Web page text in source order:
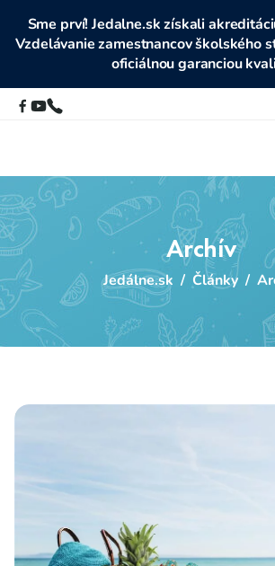
Sme prví! Jedalne.sk získali
Vzdelávanie zamestnancov školského
oficiálnou garanciou
Archív
Jedálne.sk / Články /